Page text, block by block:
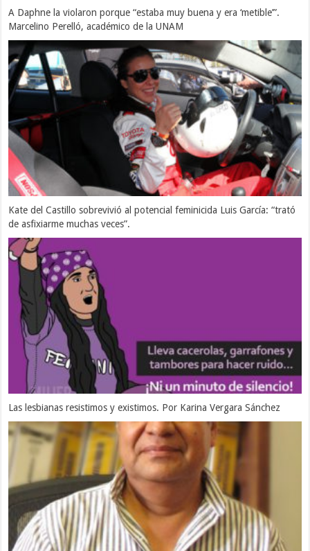
A Daphne la violaron porque “estaba muy buena y era ‘metible’”.
Marcelino Perelló, académico de la UNAM
Kate del Castillo sobrevivió al potencial feminicida Luis García: “trató
de asfixiarme muchas veces”.
Las lesbianas resistimos y existimos. Por Karina Vergara Sánchez